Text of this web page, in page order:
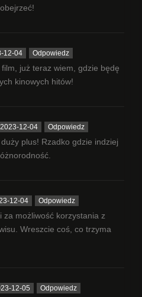
12-04 Odpowiedz
już teraz wiem, gdzie będę
kinowych hitów!
2023-12-04 Odpowiedz
plus! Rzadko gdzie indziej
12-04 Odpowiedz
za możliwość korzystania z
Wreszcie coś, co trzyma
12-05 Odpowiedz